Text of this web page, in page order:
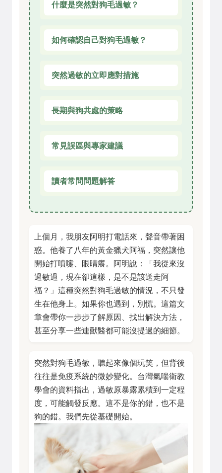
什麼是突然對狗毛過敏？
如何確認自己對狗毛過敏？
突然過敏的立即應對措施
長期與狗共處的策略
常見誤區與專家建議
讀者常問問題解答
上個月，我朋友阿明打電話來，聲音帶著困
惑。他養了八年的黃金獵犬阿福，突然讓他
開始打噴嚏、眼睛癢。阿明說：「我從來沒
過敏過，現在卻這樣，是不是該送走阿
福？」這種突然對狗毛過敏的情況，不只發
生在他身上。如果你也遇到，別慌。這篇文
章會帶你一步步了解原因、找出解決方法，
甚至分享一些連獸醫都可能沒提過的細節。
突然對狗毛過敏，聽起來像個玩笑，但背後
往往是免疫系統的微妙變化。台灣氣喘衛教
學會的資料指出，過敏原暴露累積到一定程
度，可能觸發反應。這不是你的錯，也不是
狗的錯。我們先從基礎開始。